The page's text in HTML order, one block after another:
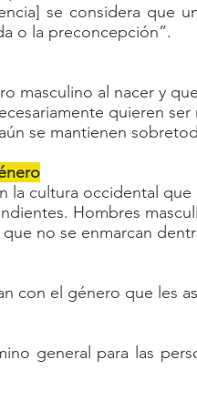
se considera que
o la preconcepción”.
masculino al nacer y
quieren
se mantienen
la cultura occidental
Hombres
no se enmarcan
con el género que les
general para las